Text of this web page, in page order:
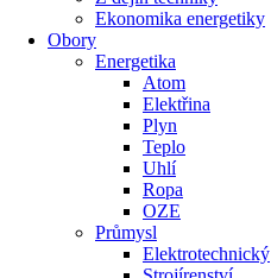
Ekonomika energetiky
Obory
Energetika
Atom
Elektřina
Plyn
Teplo
Uhlí
Ropa
OZE
Průmysl
Elektrotechnický